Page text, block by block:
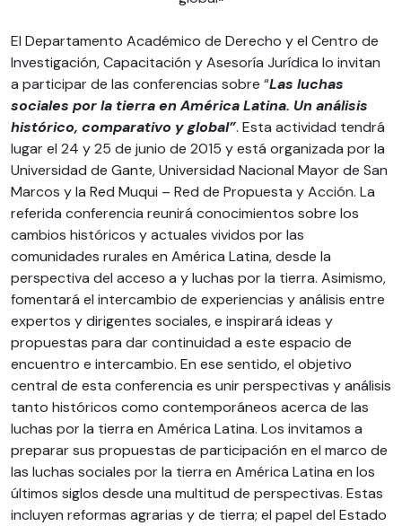
El Departamento Académico de Derecho y el Centro de
Investigación, Capacitación y Asesoría Jurídica lo invitan
a participar de las conferencias sobre “Las luchas
sociales por la tierra en América Latina. Un análisis
histórico, comparativo y global”. Esta actividad tendrá
lugar el 24 y 25 de junio de 2015 y está organizada por la
Universidad de Gante, Universidad Nacional Mayor de San
Marcos y la Red Muqui – Red de Propuesta y Acción. La
referida conferencia reunirá conocimientos sobre los
cambios históricos y actuales vividos por las
comunidades rurales en América Latina, desde la
perspectiva del acceso a y luchas por la tierra. Asimismo,
fomentará el intercambio de experiencias y análisis entre
expertos y dirigentes sociales, e inspirará ideas y
propuestas para dar continuidad a este espacio de
encuentro e intercambio. En ese sentido, el objetivo
central de esta conferencia es unir perspectivas y análisis
tanto históricos como contemporáneos acerca de las
luchas por la tierra en América Latina. Los invitamos a
preparar sus propuestas de participación en el marco de
las luchas sociales por la tierra en América Latina en los
últimos siglos desde una multitud de perspectivas. Estas
incluyen reformas agrarias y de tierra; el papel del Estado